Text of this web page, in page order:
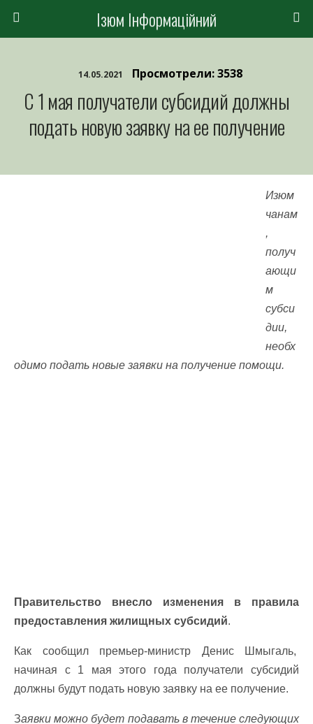
Ізюм Інформаційний
14.05.2021 Просмотрели: 3538
С 1 мая получатели субсидий должны
подать новую заявку на ее получение
Изюм
чанам
,
получ
ающи
м
субси
дии,
необх
одимо подать новые заявки на получение помощи.
Правительство внесло изменения в правила
предоставления жилищных субсидий.
Как сообщил премьер-министр Денис Шмыгаль,
начиная с 1 мая этого года получатели субсидий
должны будут подать новую заявку на ее получение.
Заявки можно будет подавать в течение следующих